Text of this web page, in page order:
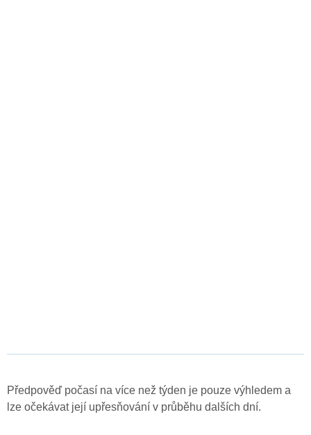
Předpověď počasí na více než týden je pouze výhledem a
lze očekávat její upřesňování v průběhu dalších dní.